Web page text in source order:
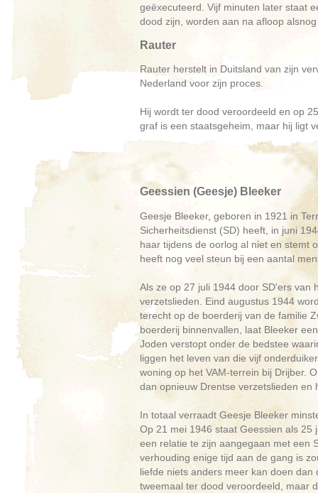
geëxecuteerd. Vijf minuten later staat
dood zijn, worden aan na afloop
Rauter
Rauter herstelt in Duitsland van zijn
Nederland voor zijn proces.
Hij wordt ter dood veroordeeld en op
graf is een staatsgeheim, maar hij ligt
Geessien (Geesje) Bleeker
Geesje Bleeker, geboren in 1921 in
Sicherheitsdienst (SD) heeft, in juni
haar tijdens de oorlog al niet en stemt
heeft nog veel steun bij een aantal
Als ze op 27 juli 1944 door SD'ers van
verzetslieden. Eind augustus 1944
terecht op de boerderij van de familie
boerderij binnenvallen, laat Bleeker
Joden verstopt onder de bedstee
liggen het leven van die vijf
woning op het VAM-terrein bij Drijber.
dan opnieuw Drentse verzetslieden en
In totaal verraadt Geesje Bleeker
Op 21 mei 1946 staat Geessien als
een relatie te zijn aangegaan met een
verhouding enige tijd aan de gang is
liefde niets anders meer kan doen
tweemaal ter dood veroordeeld, maar